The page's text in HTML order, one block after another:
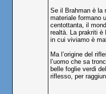
Se il Brahman è la
materiale formano
centottanta, il
realtà. La prakriti è
in cui viviamo è
Ma l’origine del
l’uomo che sa
belle foglie verdi
riflesso, per